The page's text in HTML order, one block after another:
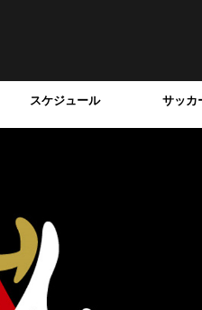
スケジュール サッカ